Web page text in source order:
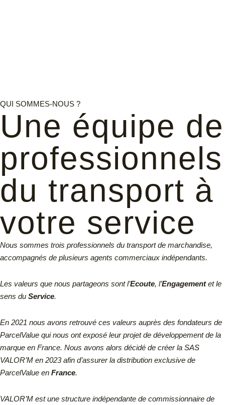
QUI SOMMES-NOUS ?
Une équipe de
professionnels
du transport à
votre service
Nous sommes trois professionnels du transport de marchandise,
accompagnés de plusieurs agents commerciaux indépendants.
Les valeurs que nous partageons sont l’Ecoute, l’Engagementet le
sens du Service.
En 2021 nous avons retrouvé ces valeurs auprès des fondateurs de
ParcelValue qui nous ont exposé leur projet de développement de la
marque en France. Nous avons alors décidé de créer la SAS
VALOR’M en 2023 afin d’assurer la distribution exclusive de
ParcelValue en France.
VALOR’M est une structure indépendante de commissionnaire de